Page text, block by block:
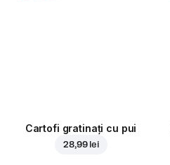
Cartofi gratinați cu pui
28,99 lei